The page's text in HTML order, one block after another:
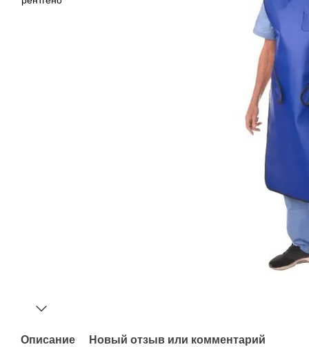
Описание Новый отзыв или комментарий